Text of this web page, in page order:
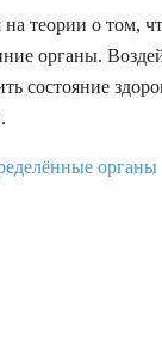
теории о том,
органы.
состояние